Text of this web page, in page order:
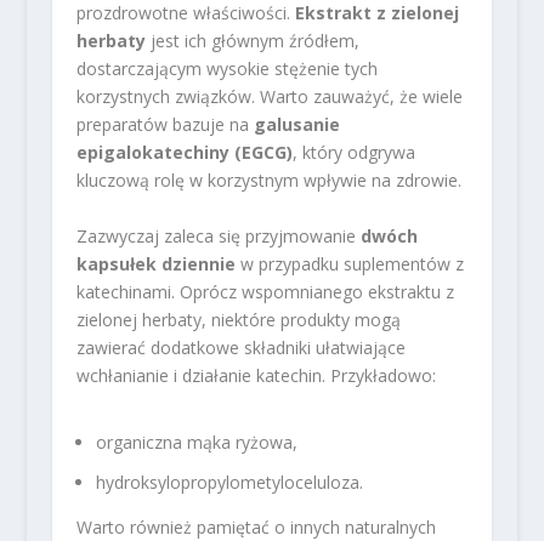
prozdrowotne właściwości. Ekstrakt z zielonej
herbatyjest ich głównym źródłem,
dostarczającym wysokie stężenie tych
korzystnych związków. Warto zauważyć, że wiele
preparatów bazuje na galusanie
epigalokatechiny (EGCG), który odgrywa
kluczową rolę w korzystnym wpływie na zdrowie.
Zazwyczaj zaleca się przyjmowanie dwóch
kapsułek dziennie w przypadku suplementów z
katechinami. Oprócz wspomnianego ekstraktu z
zielonej herbaty, niektóre produkty mogą
zawierać dodatkowe składniki ułatwiające
wchłanianie i działanie katechin. Przykładowo:
organiczna mąka ryżowa,
hydroksylopropylometyloceluloza.
Warto również pamiętać o innych naturalnych